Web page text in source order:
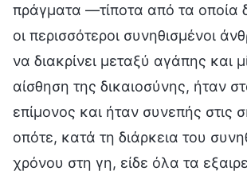
πράγματα —τίποτα από τα οποία
οι περισσότεροι συνηθισμένοι
να διακρίνει μεταξύ αγάπης και
αίσθηση της δικαιοσύνης, ήταν
επίμονος και ήταν συνεπής στις
οπότε, κατά τη διάρκεια του
χρόνου στη γη, είδε όλα τα